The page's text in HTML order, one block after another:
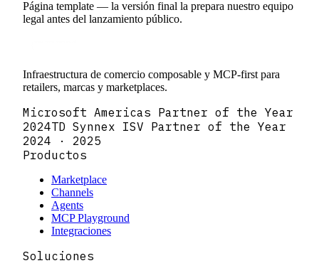
Página template — la versión final la prepara nuestro equipo
legal antes del lanzamiento público.
Infraestructura de comercio composable y MCP-first para
retailers, marcas y marketplaces.
Microsoft Americas Partner of the Year
2024TD Synnex ISV Partner of the Year
2024 · 2025
Productos
Marketplace
Channels
Agents
MCP Playground
Integraciones
Soluciones